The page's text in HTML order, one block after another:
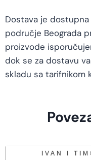
Dostava je
područje Beograda
proizvode
dok se za dostavu
skladu sa tarifnikom